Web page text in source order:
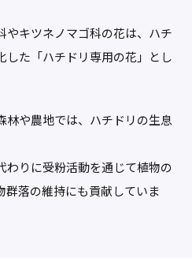
やキツネノマゴ科の花は、ハチ
した「ハチドリ専用の花」とし
林や農地では、ハチドリの生息
わりに受粉活動を通じて植物の
落の維持にも貢献していま